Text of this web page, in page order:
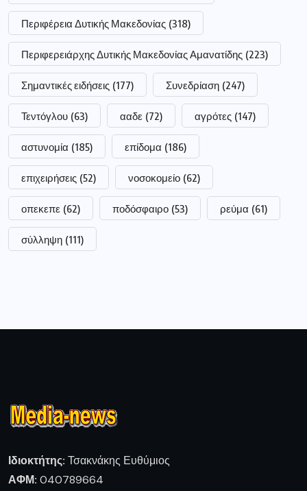
Περιφέρεια Δυτικής Μακεδονίας (318)
Περιφερειάρχης Δυτικής Μακεδονίας Αμανατίδης (223)
Σημαντικές ειδήσεις (177) Συνεδρίαση (247)
Τεντόγλου (63) ααδε (72) αγρότες (147)
αστυνομία (185) επίδομα (186)
επιχειρήσεις (52) νοσοκομείο (62)
οπεκεπε (62) ποδόσφαιρο (53) ρεύμα (61)
σύλληψη (111)
Ιδιοκτήτης: Τσακνάκης Ευθύμιος
ΑΦΜ: 040789664